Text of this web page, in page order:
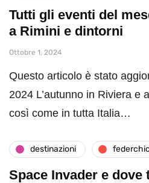
Tutti gli eventi del
a Rimini e dintorni
Ottobre 1, 2024
Questo articolo è stato
2024 L’autunno in Riviera e
così come in tutta Italia…
destinazioni
Space Invader e